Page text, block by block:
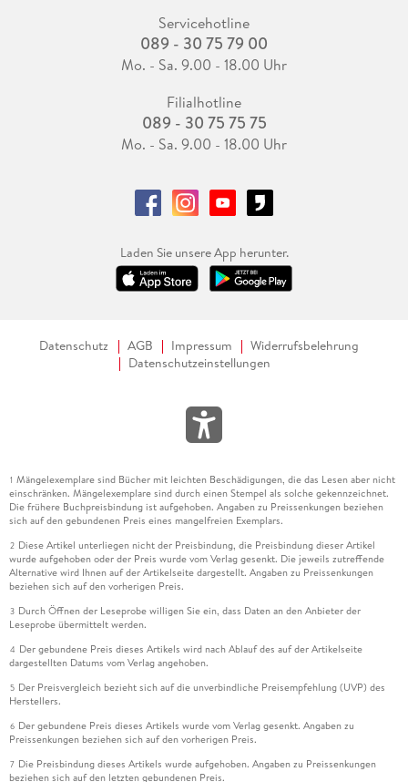
Servicehotline
089 - 30 75 79 00
Mo. - Sa. 9.00 - 18.00 Uhr
Filialhotline
089 - 30 75 75 75
Mo. - Sa. 9.00 - 18.00 Uhr
Laden Sie unsere App herunter.
Datenschutz AGB Impressum
Widerrufsbelehrung
Datenschutzeinstellungen
1 Mängelexemplare sind Bücher mit leichten Beschädigungen, die das Lesen aber nicht
einschränken. Mängelexemplare sind durch einen Stempel als solche gekennzeichnet.
Die frühere Buchpreisbindung ist aufgehoben. Angaben zu Preissenkungen beziehen
sich auf den gebundenen Preis eines mangelfreien Exemplars.
2 Diese Artikel unterliegen nicht der Preisbindung, die Preisbindung dieser Artikel
wurde aufgehoben oder der Preis wurde vom Verlag gesenkt. Die jeweils zutreffende
Alternative wird Ihnen auf der Artikelseite dargestellt. Angaben zu Preissenkungen
beziehen sich auf den vorherigen Preis.
3 Durch Öffnen der Leseprobe willigen Sie ein, dass Daten an den Anbieter der
Leseprobe übermittelt werden.
4 Der gebundene Preis dieses Artikels wird nach Ablauf des auf der Artikelseite
dargestellten Datums vom Verlag angehoben.
5 Der Preisvergleich bezieht sich auf die unverbindliche Preisempfehlung (UVP) des
Herstellers.
6 Der gebundene Preis dieses Artikels wurde vom Verlag gesenkt. Angaben zu
Preissenkungen beziehen sich auf den vorherigen Preis.
7 Die Preisbindung dieses Artikels wurde aufgehoben. Angaben zu Preissenkungen
beziehen sich auf den letzten gebundenen Preis.